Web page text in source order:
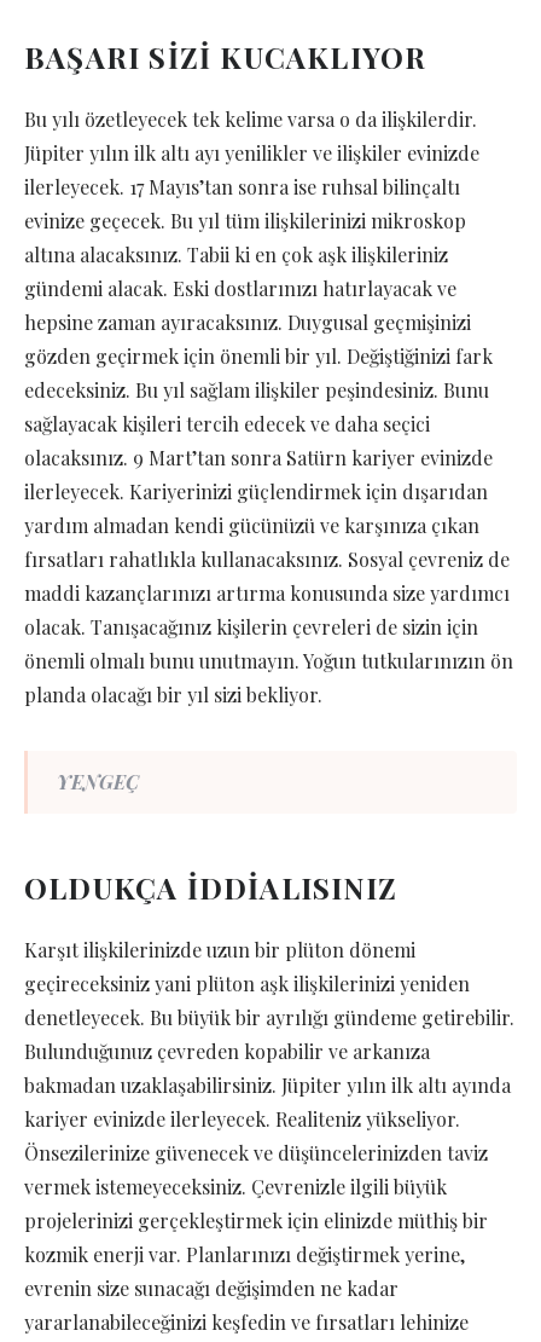
BAŞARI SİZİ KUCAKLIYOR
Bu yılı özetleyecek tek kelime varsa o da ilişkilerdir.
Jüpiter yılın ilk altı ayı yenilikler ve ilişkiler evinizde
ilerleyecek. 17 Mayıs’tan sonra ise ruhsal bilinçaltı
evinize geçecek. Bu yıl tüm ilişkilerinizi mikroskop
altına alacaksınız. Tabii ki en çok aşk ilişkileriniz
gündemi alacak. Eski dostlarınızı hatırlayacak ve
hepsine zaman ayıracaksınız. Duygusal geçmişinizi
gözden geçirmek için önemli bir yıl. Değiştiğinizi fark
edeceksiniz. Bu yıl sağlam ilişkiler peşindesiniz. Bunu
sağlayacak kişileri tercih edecek ve daha seçici
olacaksınız. 9 Mart’tan sonra Satürn kariyer evinizde
ilerleyecek. Kariyerinizi güçlendirmek için dışarıdan
yardım almadan kendi gücünüzü ve karşınıza çıkan
fırsatları rahatlıkla kullanacaksınız. Sosyal çevreniz de
maddi kazançlarınızı artırma konusunda size yardımcı
olacak. Tanışacağınız kişilerin çevreleri de sizin için
önemli olmalı bunu unutmayın. Yoğun tutkularınızın ön
planda olacağı bir yıl sizi bekliyor.
YENGEÇ
OLDUKÇA İDDİALISINIZ
Karşıt ilişkilerinizde uzun bir plüton dönemi
geçireceksiniz yani plüton aşk ilişkilerinizi yeniden
denetleyecek. Bu büyük bir ayrılığı gündeme getirebilir.
Bulunduğunuz çevreden kopabilir ve arkanıza
bakmadan uzaklaşabilirsiniz. Jüpiter yılın ilk altı ayında
kariyer evinizde ilerleyecek. Realiteniz yükseliyor.
Önsezilerinize güvenecek ve düşüncelerinizden taviz
vermek istemeyeceksiniz. Çevrenizle ilgili büyük
projelerinizi gerçekleştirmek için elinizde müthiş bir
kozmik enerji var. Planlarınızı değiştirmek yerine,
evrenin size sunacağı değişimden ne kadar
yararlanabileceğinizi keşfedin ve fırsatları lehinize